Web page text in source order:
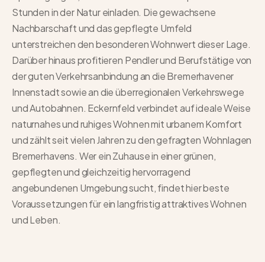
Stunden in der Natur einladen. Die gewachsene
Nachbarschaft und das gepflegte Umfeld
unterstreichen den besonderen Wohnwert dieser Lage.
Darüber hinaus profitieren Pendler und Berufstätige von
der guten Verkehrsanbindung an die Bremerhavener
Innenstadt sowie an die überregionalen Verkehrswege
und Autobahnen. Eckernfeld verbindet auf ideale Weise
naturnahes und ruhiges Wohnen mit urbanem Komfort
und zählt seit vielen Jahren zu den gefragten Wohnlagen
Bremerhavens. Wer ein Zuhause in einer grünen,
gepflegten und gleichzeitig hervorragend
angebundenen Umgebung sucht, findet hier beste
Voraussetzungen für ein langfristig attraktives Wohnen
und Leben.